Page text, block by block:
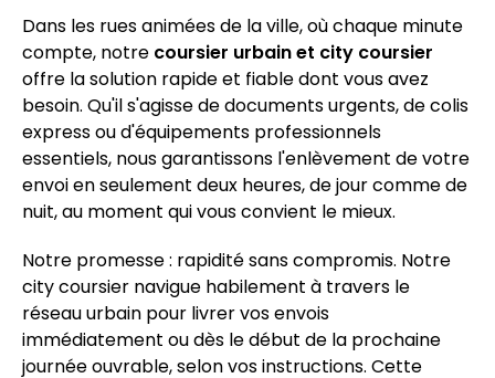
Dans les rues animées de la ville, où chaque minute
compte, notre coursier urbain et city coursier
offre la solution rapide et fiable dont vous avez
besoin. Qu'il s'agisse de documents urgents, de colis
express ou d'équipements professionnels
essentiels, nous garantissons l'enlèvement de votre
envoi en seulement deux heures, de jour comme de
nuit, au moment qui vous convient le mieux.
Notre promesse : rapidité sans compromis. Notre
city coursier navigue habilement à travers le
réseau urbain pour livrer vos envois
immédiatement ou dès le début de la prochaine
journée ouvrable, selon vos instructions. Cette